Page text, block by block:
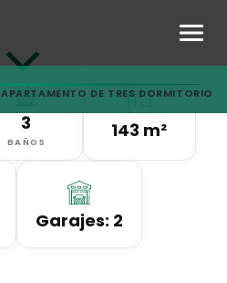
APARTAMENTO DE TRES
3
BAÑOS
143 m²
Garajes: 2